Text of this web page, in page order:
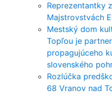
Reprezentantky
Majstrovstvách
Mestský dom
Topľou je
propagujúceho
slovenského
Rozlúčka
68 Vranov nad